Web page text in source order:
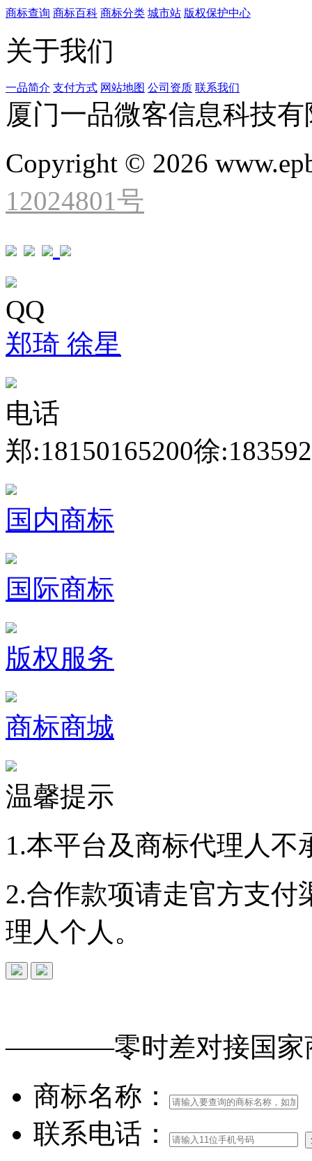
商标查询 商标百科 商标分类 城市站 版权保护中心
关于我们
一品简介 支付方式 网站地图 公司资质 联系我们
厦门一品微客信息科技
Copyright © 2026
12024801号
QQ
郑琦 徐星
电话
郑:18150165200徐
国内商标
国际商标
版权服务
商标商城
温馨提示
1.本平台及商标代理人不
2.合作款项请走官方支
理人个人。
————零时差对接国
商标名称：
联系电话：